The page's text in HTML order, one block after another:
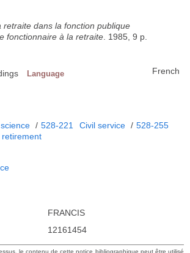
retraite dans la fonction publique
fonctionnaire à la retraite . 1985, 9 p.
Language French
/ 528-221 Civil service / 528-255
FRANCIS
12161454
le contenu de cette notice bibliographique peut être utilisé